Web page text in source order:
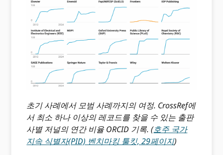
초기 사례에서 모범 사례까지의 여정. CrossRef에
서 최소 하나 이상의 레코드를 찾을 수 있는 출판
사별 저널의 연간 비율 ORCID 기록. (호주 국가
지속 식별자(PID) 벤치마킹 툴킷, 29페이지)